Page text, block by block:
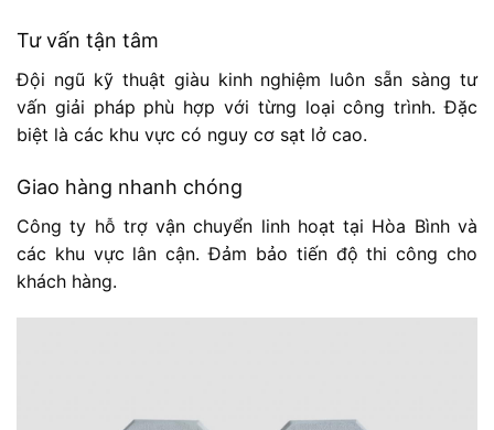
Tư vấn tận tâm
Đội ngũ kỹ thuật giàu kinh nghiệm luôn sẵn sàng tư
vấn giải pháp phù hợp với từng loại công trình. Đặc
biệt là các khu vực có nguy cơ sạt lở cao.
Giao hàng nhanh chóng
Công ty hỗ trợ vận chuyển linh hoạt tại Hòa Bình và
các khu vực lân cận. Đảm bảo tiến độ thi công cho
khách hàng.